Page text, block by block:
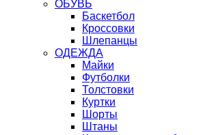
ОБУВЬ
Баскетбол
Кроссовки
Шлепанцы
ОДЕЖДА
Майки
Футболки
Толстовки
Куртки
Шорты
Штаны